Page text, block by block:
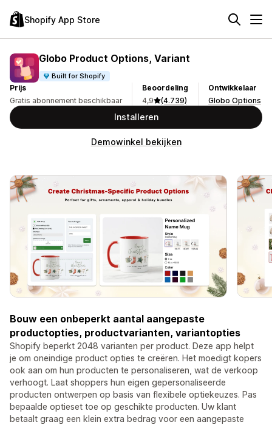
Shopify App Store
Globo Product Options, Variant
Built for Shopify
Prijs
Gratis abonnement beschikbaar
Beoordeling
4,9
(4.739)
Ontwikkelaar
Globo Options
Installeren
Demowinkel bekijken
Bouw een onbeperkt aantal aangepaste
productopties, productvarianten, variantopties
Shopify beperkt 2048 varianten per product. Deze app helpt
je om oneindige product opties te creëren. Het moedigt kopers
ook aan om hun producten te personaliseren, wat de verkoop
verhoogt. Laat shoppers hun eigen gepersonaliseerde
producten ontwerpen op basis van flexibele optiekeuzes. Pas
bepaalde optieset toe op geschikte producten. Uw klant
betaalt graag een klein extra bedrag voor een aangepaste